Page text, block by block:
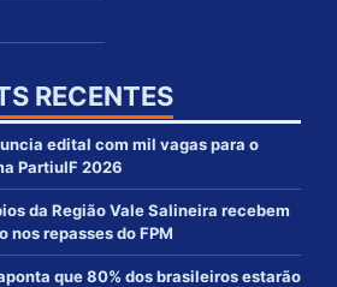
RECENTES
edital com mil vagas para o
PartiuIF 2026
da Região Vale Salineira recebem
nos repasses do FPM
que 80% dos brasileiros estarão